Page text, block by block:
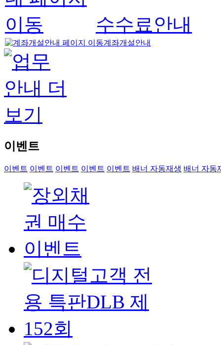
수수료안내
계좌개설안내
이벤트
이벤트 이벤트 이벤트 이벤트 이벤트 배너 자동재생 배너 자동